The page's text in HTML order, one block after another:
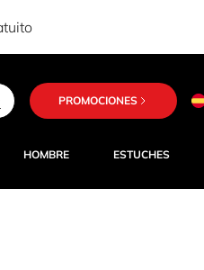
PROMOCIONES
HOMBRE ESTUCHES